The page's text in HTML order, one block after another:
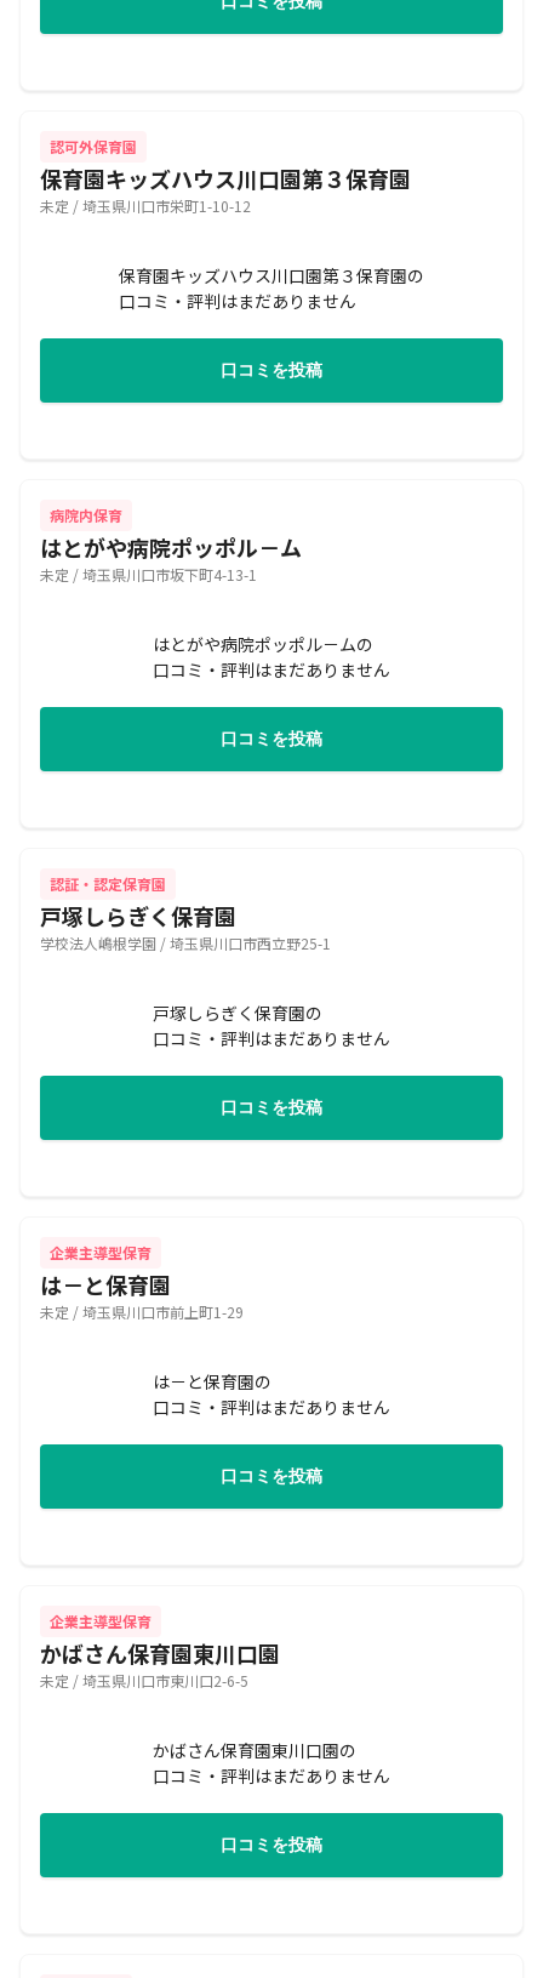
認可外保育園
保育園キッズハウス川口園第３保育園
未定 / 埼玉県川口市栄町1-10-12
保育園キッズハウス川口園第３保育園の
口コミ・評判はまだありません
口コミを投稿
病院内保育
はとがや病院ポッポル－ム
未定 / 埼玉県川口市坂下町4-13-1
はとがや病院ポッポル－ムの
口コミ・評判はまだありません
口コミを投稿
認証・認定保育園
戸塚しらぎく保育園
学校法人嶋根学園 / 埼玉県川口市西立野25-1
戸塚しらぎく保育園の
口コミ・評判はまだありません
口コミを投稿
企業主導型保育
は－と保育園
未定 / 埼玉県川口市前上町1-29
は－と保育園の
口コミ・評判はまだありません
口コミを投稿
企業主導型保育
かばさん保育園東川口園
未定 / 埼玉県川口市東川口2-6-5
かばさん保育園東川口園の
口コミ・評判はまだありません
口コミを投稿